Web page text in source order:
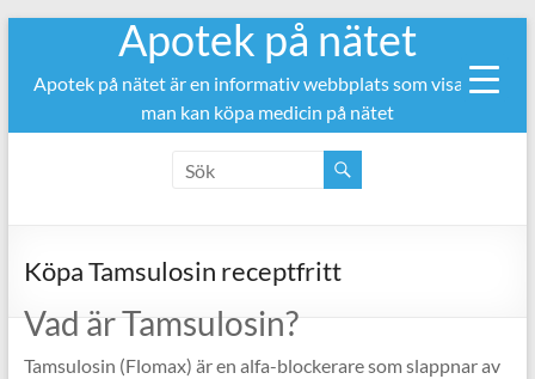
innehåll
Apotek på nätet
Apotek på nätet är en informativ webbplats som visar var
man kan köpa medicin på nätet
Köpa Tamsulosin receptfritt
Vad är Tamsulosin?
Tamsulosin (Flomax) är en alfa-blockerare som slappnar av